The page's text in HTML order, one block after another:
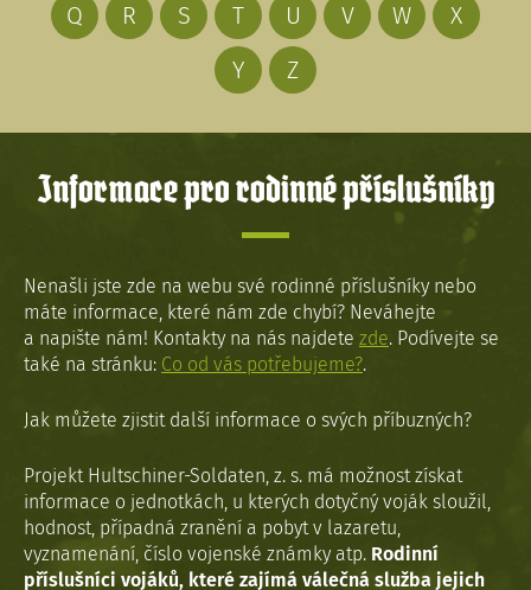
Q
R S T U V W
X
Y
Z
Informace pro rodinné příslušníky
Nenašli jste zde na webu své rodinné příslušníky nebo
máte informace, které nám zde chybí? Neváhejte
a napište nám! Kontakty na nás najdete zde. Podívejte se
také na stránku: Co od vás potřebujeme?.
Jak můžete zjistit další informace o svých příbuzných?
Projekt Hultschiner-Soldaten, z. s. má možnost získat
informace o jednotkách, u kterých dotyčný voják sloužil,
hodnost, případná zranění a pobyt v lazaretu,
vyznamenání, číslo vojenské známky atp. Rodinní
příslušníci vojáků, které zajímá válečná služba jejich